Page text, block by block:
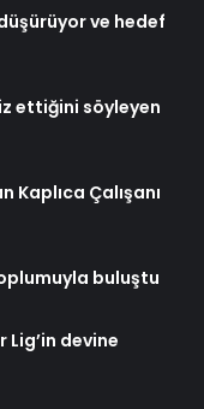
ve hedef
ettiğini söyleyen
Kaplıca Çalışanı
buluştu
devine